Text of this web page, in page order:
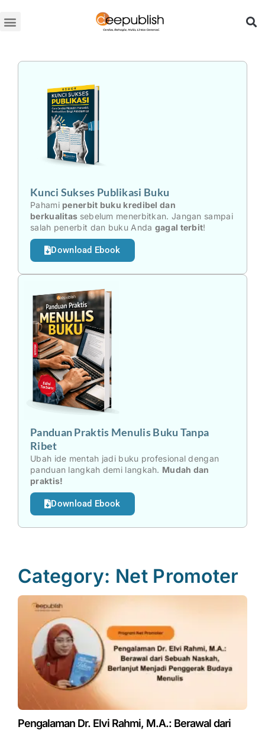
ke
Kunci Sukses Publikasi Buku
Pahami penerbit buku kredibel dan
berkualitas sebelum menerbitkan. Jangan sampai
salah penerbit dan buku Anda gagal terbit!
Download Ebook
Panduan Praktis Menulis Buku Tanpa
Ribet
Ubah ide mentah jadi buku profesional dengan
panduan langkah demi langkah. Mudah dan
praktis!
Download Ebook
Category: Net Promoter
Pengalaman Dr. Elvi Rahmi, M.A.: Berawal dari